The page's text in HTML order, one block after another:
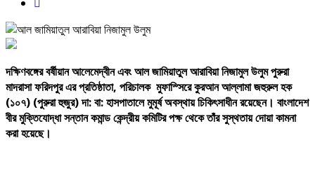
দক্ষিণবঙ্গেরবর্ষীয়ানআলেমেদ্বীনএবংআলজামিয়াতুলআরাবিয়ানিজামুলউলুমপুরুরা
মাদরাসাফরিদপুরএরপ্রতিষ্ঠাতা, পরিচালক মুফাস্সিরেকুরআনআল্লামাজহুরুলহক
(১০৭) (পুরুরাহুজুর)দা:বা:হাসপাতালেমুমূর্ষঅবস্থায়চিকিৎসাধীনরয়েছেন। বাংলাদেশ
বীরমুক্তিযোদ্ধাসন্তানকমান্ডকেন্দ্রীয়কমিটিরপক্ষথেকেতাঁরসুস্থতায়দোয়াকামনা
করাহয়েছে।